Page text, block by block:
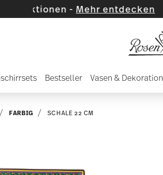
Mehr entdecken
Bestseller Vasen & Dekoration
FARBIG SCHALE 22 CM